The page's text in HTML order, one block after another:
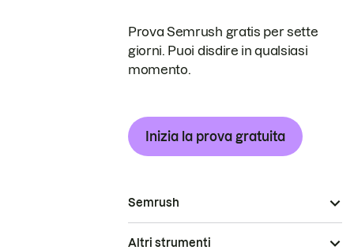
Prova Semrush gratis per sette
giorni. Puoi disdire in qualsiasi
momento.
Inizia la prova gratuita
Semrush
Altri strumenti